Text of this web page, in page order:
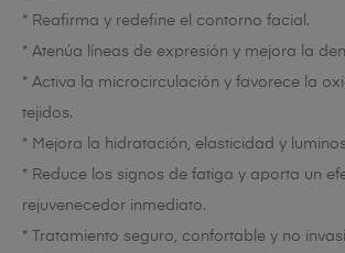
* Reafirma y redefine el contorno facial.
* Atenúa líneas de expresión y mejora la
* Activa la microcirculación y favorece la
tejidos.
* Mejora la hidratación, elasticidad y
* Reduce los signos de fatiga y aporta un
rejuvenecedor inmediato.
* Tratamiento seguro, confortable y no